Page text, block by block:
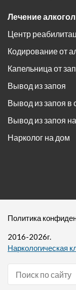
Лечение
Центр
Кодирование от
Капельница от
Вывод из запоя
Вывод из запоя в
Вывод из запоя
Нарколог на дом
Политика
2016-2026г.
Наркологическая